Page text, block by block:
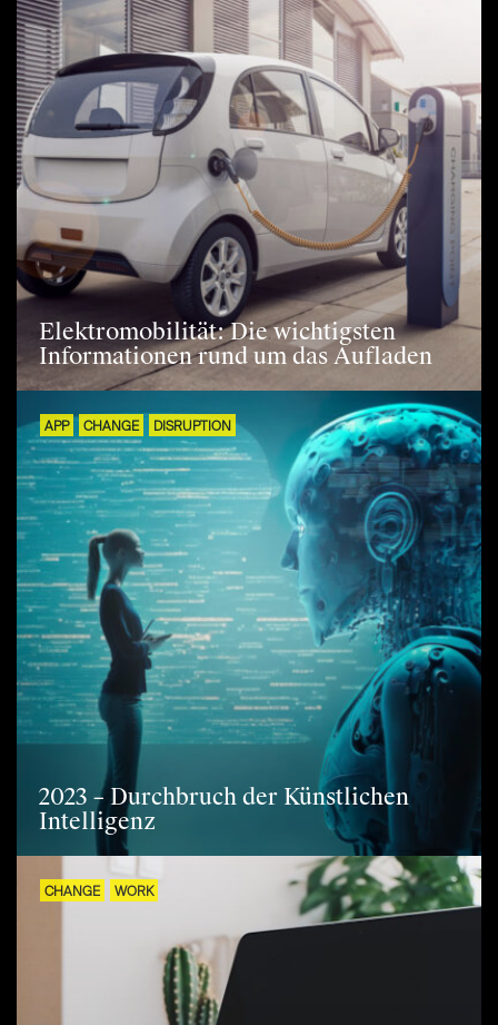
Elektromobilität: Die wichtigsten
Informationen rund um das Aufladen
APP CHANGE DISRUPTION
2023 – Durchbruch der Künstlichen
Intelligenz
CHANGE WORK